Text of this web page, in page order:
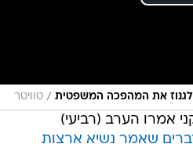
לגנוז את המהפכה המשפטית / טוויטר
אמרו הערב (רביעי)
שאמר נשיא ארצות